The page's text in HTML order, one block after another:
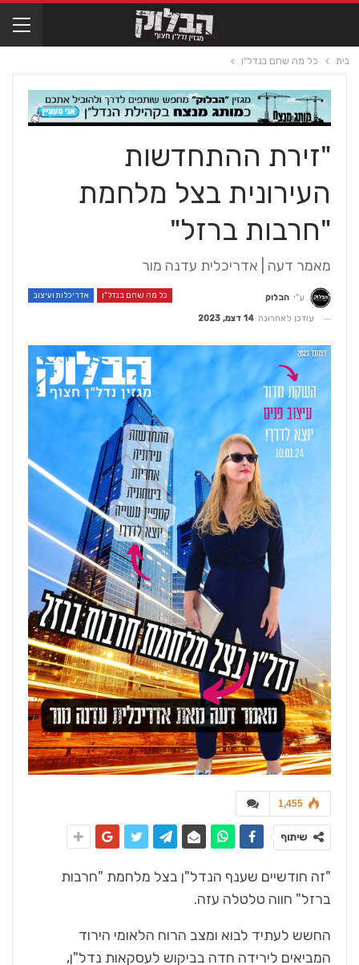
בית כל מה שחם בנדל"ן
"זירת ההתחדשות
העירונית בצל מלחמת
"חרבות ברזל"
מאמר דעה | אדריכלית עדנה מור
כל מה שחם בנדל"ן אדריכלות ועיצוב ע"י הבלוק
עודכן לאחרונה 14 דצמ, 2023
1,455
שיתוף
"זה חודשיים שענף הנדל"ן בצל מלחמת "חרבות
ברזל" חווה טלטלה עזה.
החשש לעתיד לבוא ומצב הרוח הלאומי הירוד
המביאים לירידה חדה בביקוש לעסקאות נדל"ן,